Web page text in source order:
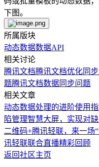
下图。
所属版块
动态数据数据API
相关讨论
腾讯文档腾讯文档优化同
题腾讯文档数据同步问题
相关文章
动态数据处理的进阶使用
陷管理智慧大屏，实现对
二维码+腾讯轻联，来一场
讯轻联联合直播精彩回顾
返回社区主页